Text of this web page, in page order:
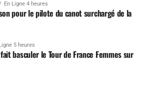
En Ligne 4 heures
pour le pilote du canot surchargé de la
5 heures
basculer le Tour de France Femmes sur